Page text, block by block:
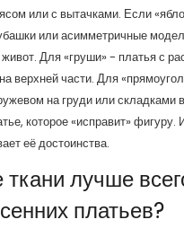
или с вытачками. Если
или асимметричные
Для «груши» - платья с
верхней части. Для
на груди или складками
которое «исправит» фигуру.
её достоинства.
ткани лучше
платьев?